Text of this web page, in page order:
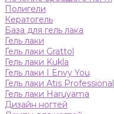
Полигели
Кератогель
База для гель лака
Гель лаки
Гель лаки Grattol
Гель лаки Kukla
Гель лаки I Envy You
Гель лаки Atis Professional
Гель лаки Haruyama
Дизайн ногтей